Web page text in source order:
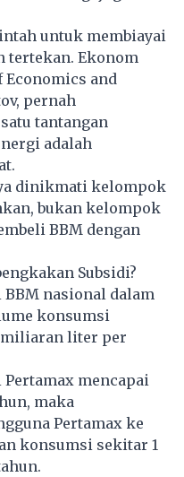
untuk membiayai
tertekan. Ekonom
and
pernah
tantangan
adalah
dinikmati kelompok
bukan kelompok
BBM dengan
Subsidi?
nasional dalam
konsumsi
miliaran liter per
mencapai
maka
Pertamax ke
konsumsi sekitar 1